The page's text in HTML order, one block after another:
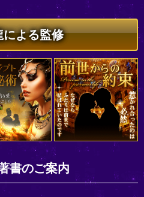
による監修
書のご案内